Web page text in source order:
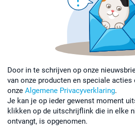
Door in te schrijven op onze
van onze producten en speciale
onze Algemene Privacyverklaring.
Je kan je op ieder gewenst moment
klikken op de uitschrijflink die in elke
ontvangt, is opgenomen.